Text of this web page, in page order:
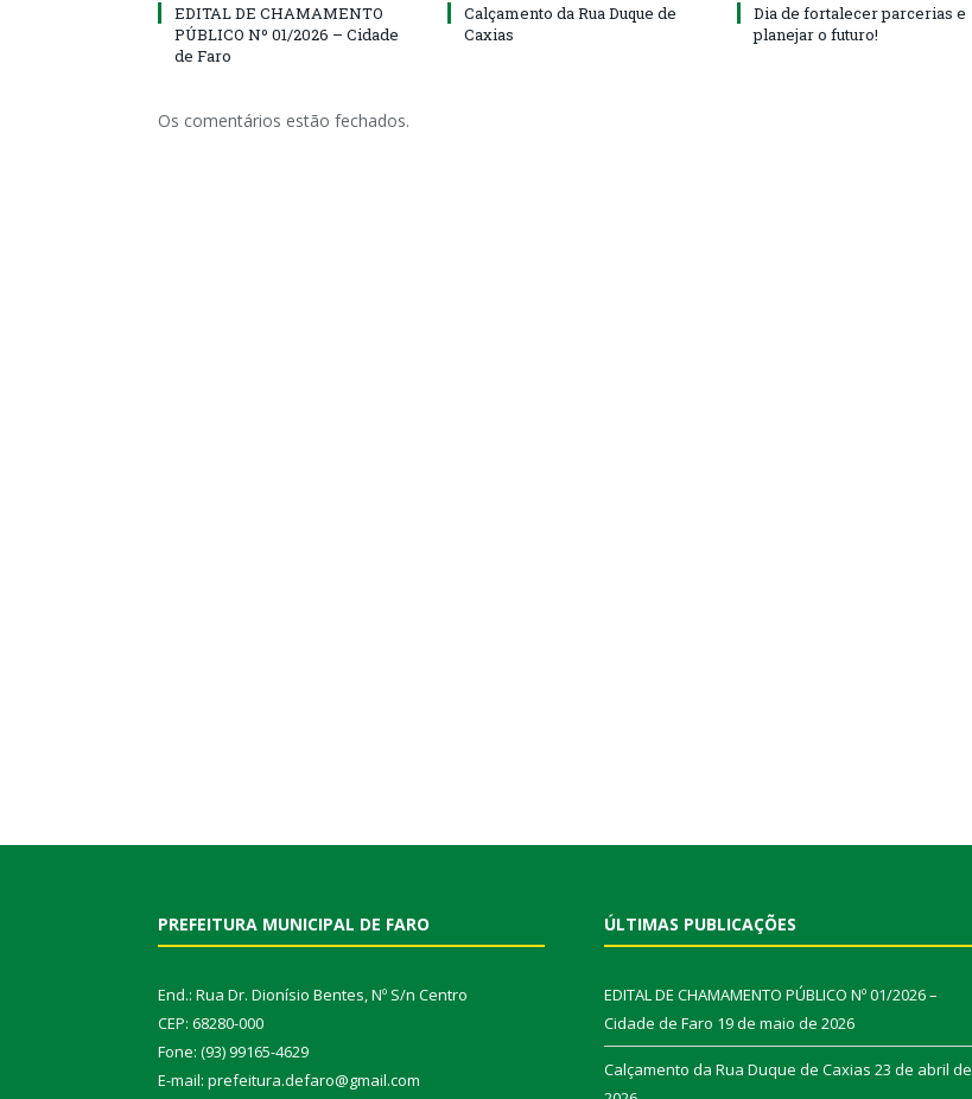
EDITAL DE CHAMAMENTO
PÚBLICO Nº 01/2026 – Cidade
de Faro
Calçamento da Rua Duque de
Caxias
Dia de fortalecer parcerias e
planejar o futuro!
Os comentários estão fechados.
PREFEITURA MUNICIPAL DE FARO
End.: Rua Dr. Dionísio Bentes, Nº S/n Centro
CEP: 68280-000
Fone: (93) 99165-4629
E-mail: prefeitura.defaro@gmail.com
ÚLTIMAS PUBLICAÇÕES
EDITAL DE CHAMAMENTO PÚBLICO Nº 01/2026 –
Cidade de Faro 19 de maio de 2026
Calçamento da Rua Duque de Caxias 23 de abril de